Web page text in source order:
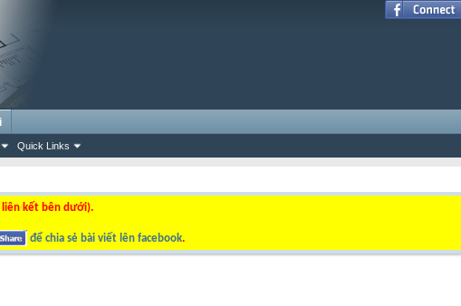
Quick Links
liên kết bên dưới).
để chia sẻ bài viết lên facebook.